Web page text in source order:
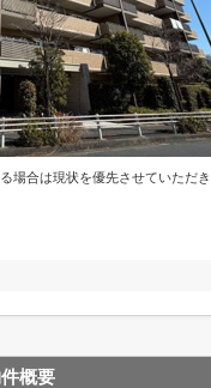
場合は現状を優先させていただ
概要